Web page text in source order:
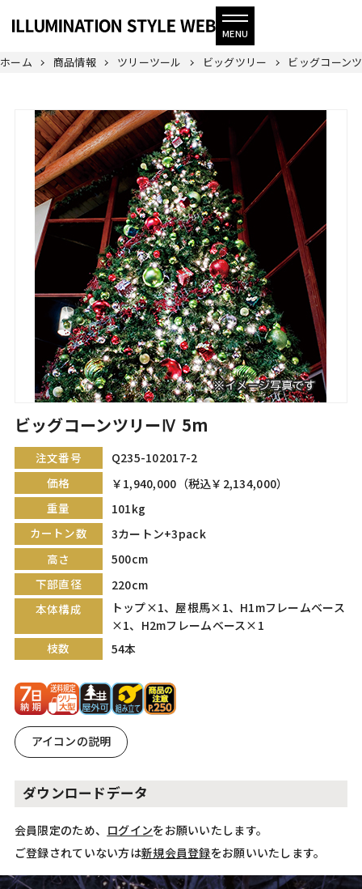
ホーム 商品情報 ツリーツール ビッグツリー ビッグコーン
ビッグコーンツリーⅣ 5m
注文番号
Q235-102017-2
価格
￥1,940,000（税込￥2,134,000）
重量
101kg
カートン数
3カートン+3pack
高さ
500cm
下部直径
220cm
本体構成
トップ×1、屋根馬×1、H1mフレームベース
×1、H2mフレームベース×1
枝数
54本
アイコンの説明
ダウンロードデータ
会員限定のため、 ログインをお願いいたします。
ご登録されていない方は新規会員登録をお願いいたします。